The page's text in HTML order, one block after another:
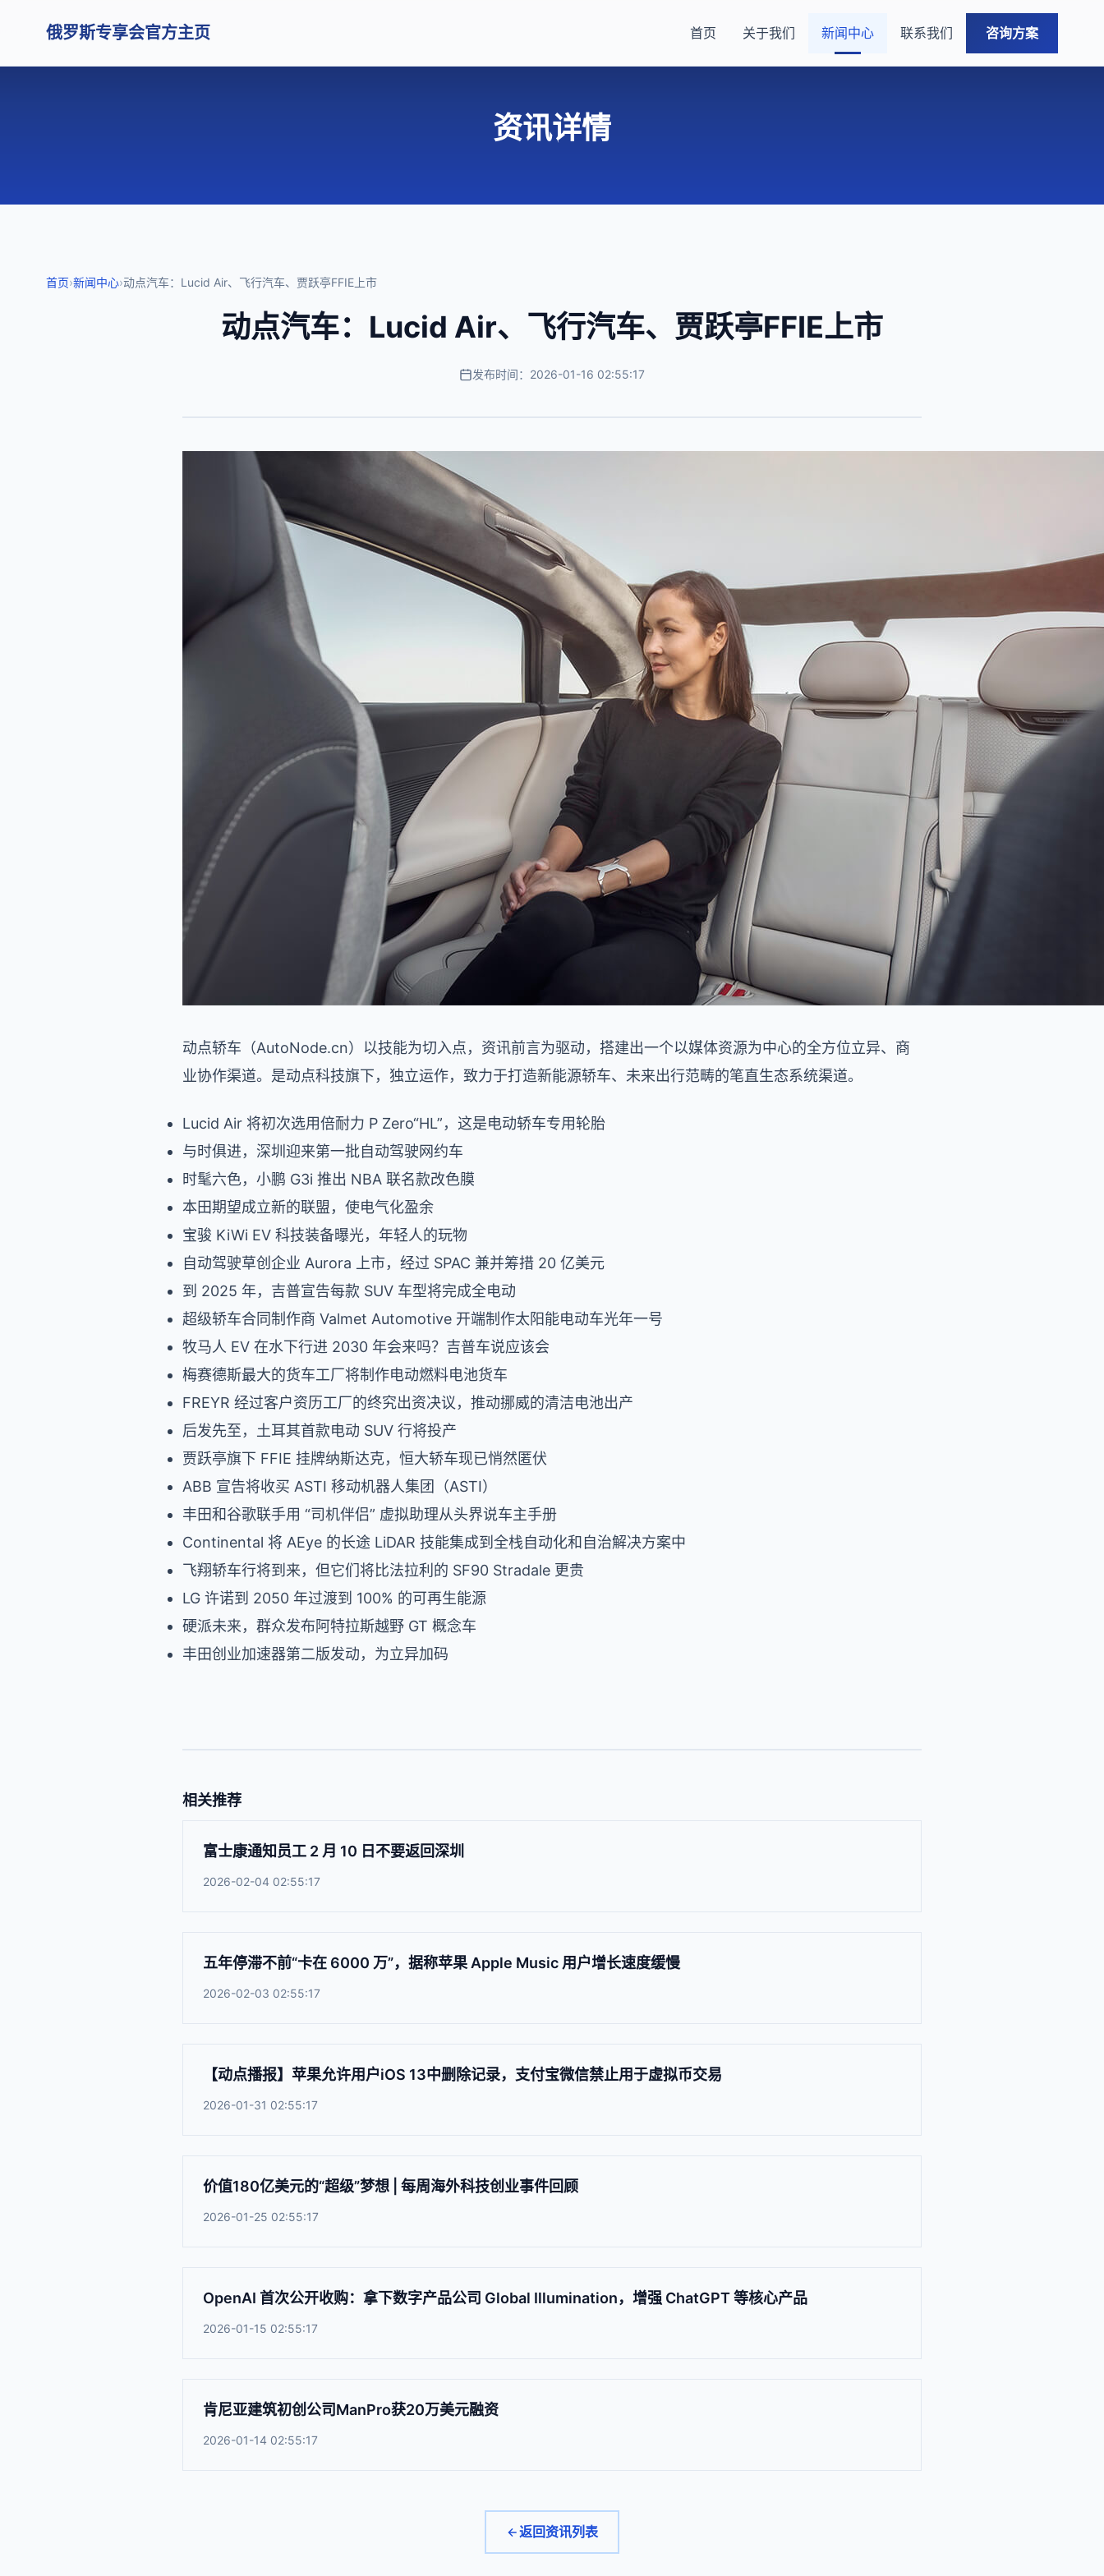
俄罗斯专享会官方主页 首页 关于我们 新闻中心 联系我们 咨询方案
资讯详情
首页›新闻中心›动点汽车：Lucid Air、飞行汽车、贾跃亭FFIE上市
动点汽车：Lucid Air、飞行汽车、贾跃亭FFIE上市
发布时间：2026-01-16 02:55:17
动点轿车（AutoNode.cn）以技能为切入点，资讯前言为驱动，搭建出一个以媒体资源为中心的全方位立异、商
业协作渠道。是动点科技旗下，独立运作，致力于打造新能源轿车、未来出行范畴的笔直生态系统渠道。
Lucid Air 将初次选用倍耐力 P Zero“HL”，这是电动轿车专用轮胎
与时俱进，深圳迎来第一批自动驾驶网约车
时髦六色，小鹏 G3i 推出 NBA 联名款改色膜
本田期望成立新的联盟，使电气化盈余
宝骏 KiWi EV 科技装备曝光，年轻人的玩物
自动驾驶草创企业 Aurora 上市，经过 SPAC 兼并筹措 20 亿美元
到 2025 年，吉普宣告每款 SUV 车型将完成全电动
超级轿车合同制作商 Valmet Automotive 开端制作太阳能电动车光年一号
牧马人 EV 在水下行进 2030 年会来吗？吉普车说应该会
梅赛德斯最大的货车工厂将制作电动燃料电池货车
FREYR 经过客户资历工厂的终究出资决议，推动挪威的清洁电池出产
后发先至，土耳其首款电动 SUV 行将投产
贾跃亭旗下 FFIE 挂牌纳斯达克，恒大轿车现已悄然匿伏
ABB 宣告将收买 ASTI 移动机器人集团（ASTI）
丰田和谷歌联手用 “司机伴侣” 虚拟助理从头界说车主手册
Continental 将 AEye 的长途 LiDAR 技能集成到全栈自动化和自治解决方案中
飞翔轿车行将到来，但它们将比法拉利的 SF90 Stradale 更贵
LG 许诺到 2050 年过渡到 100% 的可再生能源
硬派未来，群众发布阿特拉斯越野 GT 概念车
丰田创业加速器第二版发动，为立异加码
相关推荐
富士康通知员工 2 月 10 日不要返回深圳
2026-02-04 02:55:17
五年停滞不前“卡在 6000 万”，据称苹果 Apple Music 用户增长速度缓慢
2026-02-03 02:55:17
【动点播报】苹果允许用户iOS 13中删除记录，支付宝微信禁止用于虚拟币交易
2026-01-31 02:55:17
价值180亿美元的“超级”梦想 | 每周海外科技创业事件回顾
2026-01-25 02:55:17
OpenAI 首次公开收购：拿下数字产品公司 Global Illumination，增强 ChatGPT 等核心产品
2026-01-15 02:55:17
肯尼亚建筑初创公司ManPro获20万美元融资
2026-01-14 02:55:17
返回资讯列表